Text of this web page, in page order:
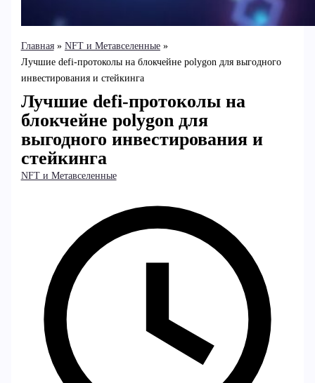
Главная
NFT и Метавселенные
Лучшие defi-протоколы на блокчейне polygon для выгодного
инвестирования и стейкинга
Лучшие defi-протоколы на
блокчейне polygon для
выгодного инвестирования и
стейкинга
NFT и Метавселенные